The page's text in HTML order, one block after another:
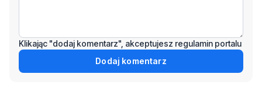
Klikając "dodaj komentarz", akceptujesz regulamin portalu
Dodaj komentarz